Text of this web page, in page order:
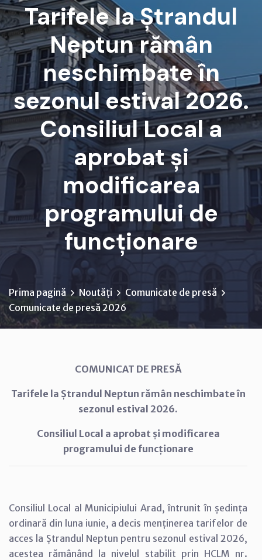
Tarifele la Ștrandul
Neptun rămân
neschimbate în
sezonul estival 2026.
Consiliul Local a
aprobat și
modificarea
programului de
funcționare
Prima pagină Noutăți
Comunicate de presă
Comunicate de presă 2026
COMUNICAT DE PRESĂ
Tarifele la Ștrandul Neptun rămân neschimbate în
sezonul estival 2026.
Consiliul Local a aprobat și modificarea
programului de funcționare
Consiliul Local al Municipiului Arad, întrunit în ședința
ordinară din luna iunie, a decis menținerea tarifelor de
acces la Ștrandul Neptun pentru sezonul estival 2026,
acestea rămânând la nivelul stabilit prin HCLM nr.